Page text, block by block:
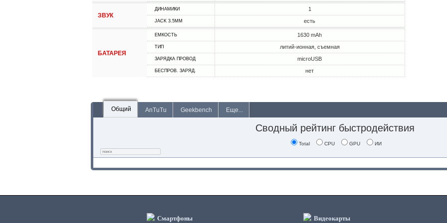
ЗВУК
ДИНАМИКИ 1
JACK 3.5MM есть
БАТАРЕЯ
ЕМКОСТЬ 1630 mAh
ТИП литий-ионная, съемная
ЗАРЯДКА ПРОВОД microUSB
БЕСПРОВ. ЗАРЯД. нет
Общий AnTuTu Geekbench Еще...
Сводный рейтинг быстродействия
Total CPU GPU ИИ
Смартфоны Видеокарты